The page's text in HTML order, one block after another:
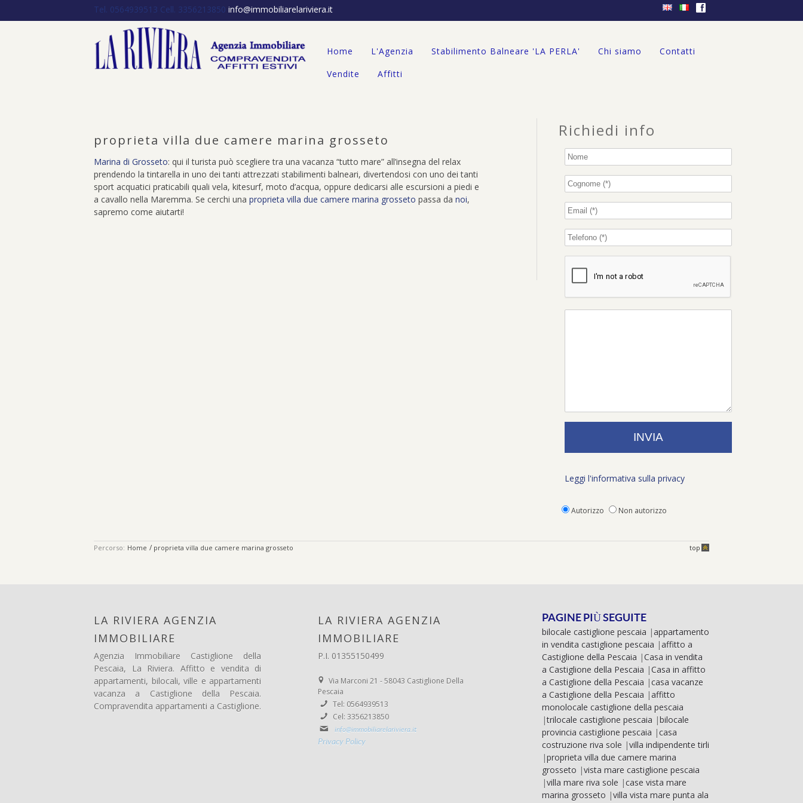
Tel. 0564939513 Cell. 3356213850 info@immobiliarelariviera.it f
Home L'Agenzia Stabilimento Balneare 'LA PERLA' Chi siamo
Contatti
Vendite
Affitti
proprieta villa due camere marina grosseto
Marina di Grosseto: qui il turista può scegliere tra una vacanza “tutto mare” all’insegna del relax
prendendo la tintarella in uno dei tanti attrezzati stabilimenti balneari, divertendosi con uno dei tanti
sport acquatici praticabili quali vela, kitesurf, moto d’acqua, oppure dedicarsi alle escursioni a piedi e
a cavallo nella Maremma. Se cerchi una proprieta villa due camere marina grosseto passa da noi,
sapremo come aiutarti!
Richiedi info
Leggi l'informativa sulla privacy
Autorizzo Non autorizzo
Percorso: Home / proprieta villa due camere marina grosseto top
LA RIVIERA AGENZIA
IMMOBILIARE
Agenzia Immobiliare Castiglione della
Pescaia, La Riviera. Affitto e vendita di
appartamenti, bilocali, ville e appartamenti
vacanza a Castiglione della Pescaia.
Compravendita appartamenti a Castiglione.
LA RIVIERA AGENZIA
IMMOBILIARE
P.I. 01355150499
Via Marconi 21 - 58043 Castiglione Della
Pescaia
Tel: 0564939513
Cel: 3356213850
info@immobiliarelariviera.it
Privacy Policy
PAGINE PIÙ SEGUITE
bilocale castiglione pescaia |appartamento
in vendita castiglione pescaia |affitto a
Castiglione della Pescaia |Casa in vendita
a Castiglione della Pescaia |Casa in affitto
a Castiglione della Pescaia |casa vacanze
a Castiglione della Pescaia |affitto
monolocale castiglione della pescaia
|trilocale castiglione pescaia |bilocale
provincia castiglione pescaia |casa
costruzione riva sole |villa indipendente tirli
|proprieta villa due camere marina
grosseto |vista mare castiglione pescaia
|villa mare riva sole |case vista mare
marina grosseto |villa vista mare punta ala